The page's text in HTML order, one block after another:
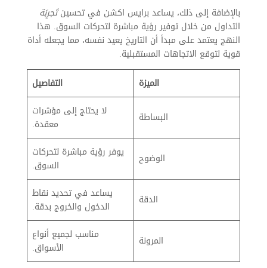
بالإضافة إلى ذلك، يساعد برايس اكشن في تحسينتَجرِبَة
التداول من خلال توفير رؤية مباشرة لتحركات السوق. هذا
النهج يعتمد على مبدأ أن التاريخ يعيد نفسه، مما يجعله أداة
قوية لتوقع الاتجاهات المستقبلية.
الميزة
التفاصيل
البساطة
لا يحتاج إلى مؤشرات
معقدة.
الوضوح
يوفر رؤية مباشرة لتحركات
السوق.
الدقة
يساعد في تحديد نقاط
الدخول والخروج بدقة.
المرونة
مناسب لجميع أنواع
الأسواق.